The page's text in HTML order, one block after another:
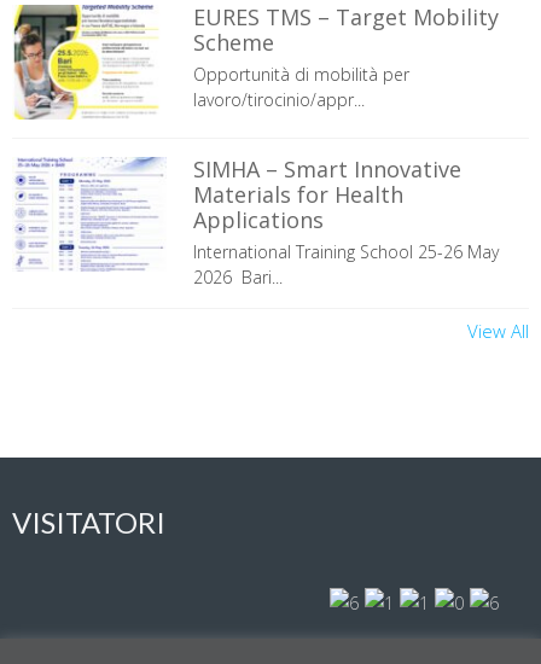
EURES TMS – Target Mobility
Scheme
Opportunità di mobilità per
lavoro/tirocinio/appr...
SIMHA – Smart Innovative
Materials for Health
Applications
International Training School 25-26 May
2026 Bari...
View All
VISITATORI